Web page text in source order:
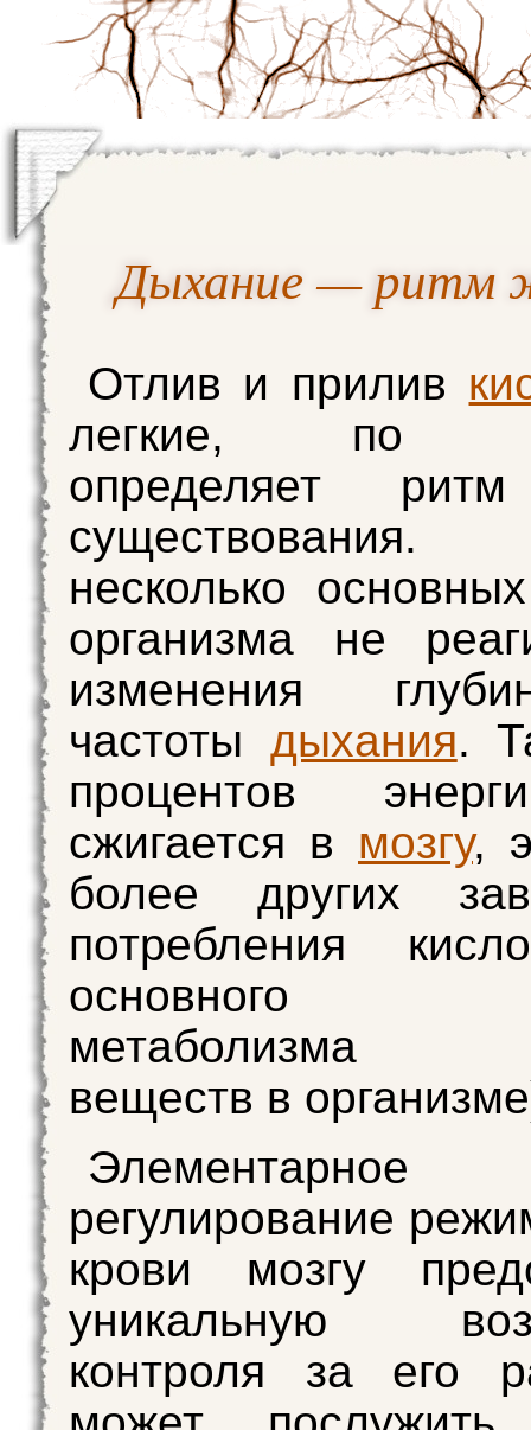
Дыхание — ритм
Отлив и прилив
легкие, по
определяет
несколько
организма не
изменения
частоты дыхания.
процентов
сжигается в мозгу,
более других
потребления
основного
метаболизма
веществ в
Элементарное
регулирование
крови мозгу
уникальную
контроля за его